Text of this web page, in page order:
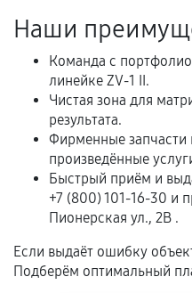
третьих лиц.
Естественный износ
предусмотрено
Обращение после
срока.
Программные сбои,
отдельных условиях.
Если
самостоятельно
Наши
Команда с
линейке ZV-1 II.
Чистая зона для
результата.
Фирменные запчасти
произведённые
Быстрый приём и
+7 (800) 101-16-30 и
Пионерская ул., 2В .
Если выдаёт ошибку
Подберём оптимальный